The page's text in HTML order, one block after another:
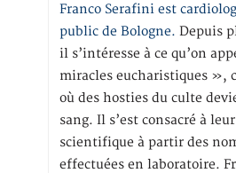
Franco Serafini est
public de Bologne. Depuis
il s’intéresse à ce qu’on
miracles eucharistiques »,
où des hosties du culte
sang. Il s’est consacré à
scientifique à partir des
effectuées en laboratoire.